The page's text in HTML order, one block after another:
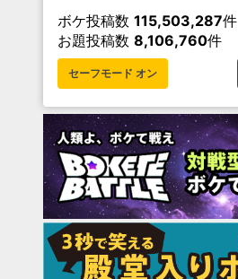
ボケ投稿数 115,503,287件
お題投稿数 8,106,760件
セーフモード オン